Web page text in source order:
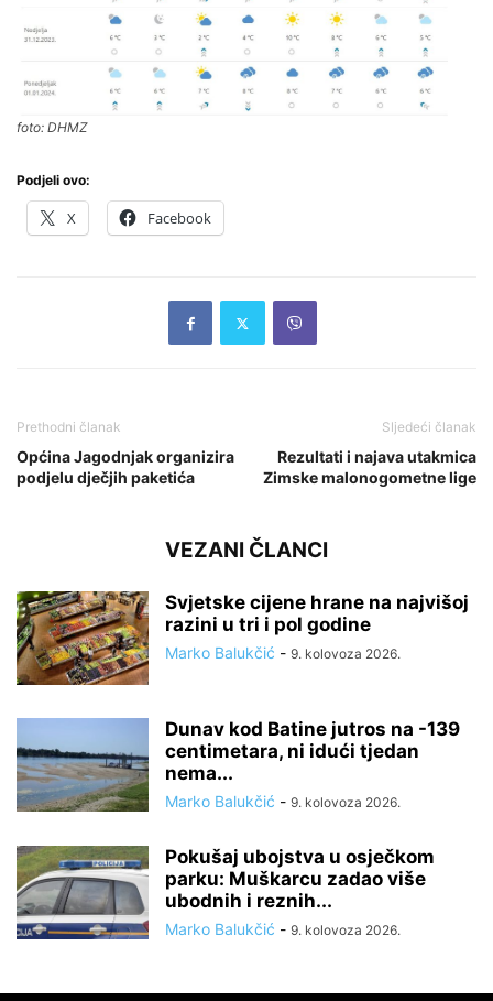
foto: DHMZ
Podjeli ovo:
X Facebook
Prethodni članak
Općina Jagodnjak organizira
podjelu dječjih paketića
Sljedeći članak
Rezultati i najava utakmica
Zimske malonogometne lige
VEZANI ČLANCI
Svjetske cijene hrane na najvišoj
razini u tri i pol godine
Marko Balukčić - 9. kolovoza 2026.
Dunav kod Batine jutros na -139
centimetara, ni idući tjedan
nema...
Marko Balukčić - 9. kolovoza 2026.
Pokušaj ubojstva u osječkom
parku: Muškarcu zadao više
ubodnih i reznih...
Marko Balukčić - 9. kolovoza 2026.